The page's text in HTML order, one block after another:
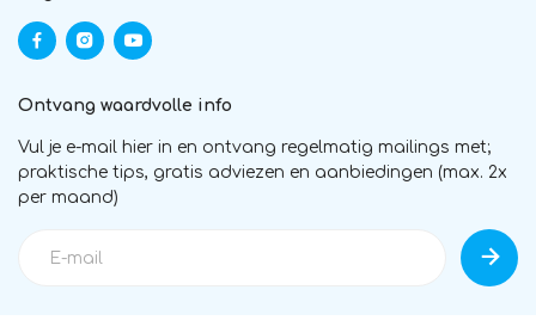
Ontvang waardvolle info
Vul je e-mail hier in en ontvang regelmatig mailings met;
praktische tips, gratis adviezen en aanbiedingen (max. 2x
per maand)